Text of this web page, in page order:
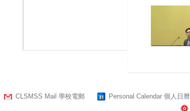
CLSMSS Mail 學校電郵 Personal Calendar 個人日曆